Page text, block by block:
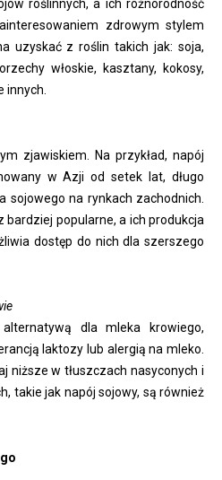
roślinnych, a ich różnorodność
zdrowym stylem
uzyskać z roślin takich jak: soja,
włoskie, kasztany, kokosy,
innych.
zjawiskiem. Na przykład, napój
w Azji od setek lat, długo
sojowego na rynkach zachodnich.
bardziej popularne, a ich produkcja
dostęp do nich dla szerszego
dla mleka krowiego,
laktozy lub alergią na mleko.
niższe w tłuszczach nasyconych i
takie jak napój sojowy, są również